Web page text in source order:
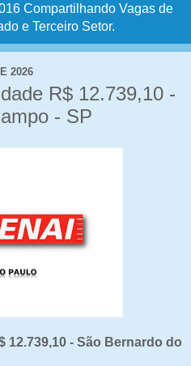
Compartilhando Vagas de
e Terceiro Setor.
2026
R$ 12.739,10 -
- SP
12.739,10 - São Bernardo do